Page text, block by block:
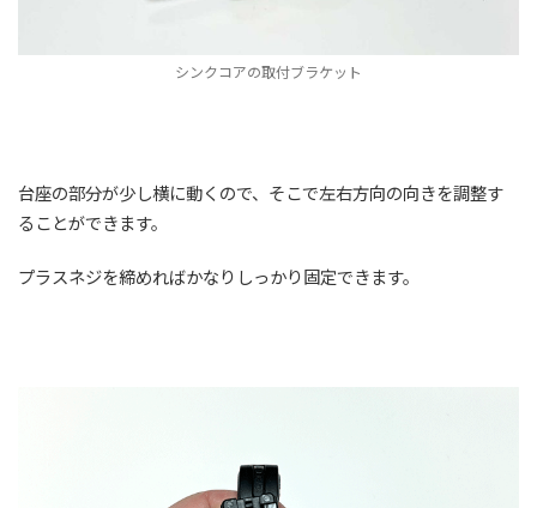
シンクコアの取付ブラケット
台座の部分が少し横に動くので、そこで左右方向の向きを調整す
ることができます。
プラスネジを締めればかなりしっかり固定できます。